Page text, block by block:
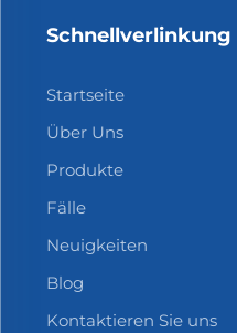
Schnellverlinkung
Startseite
Über Uns
Produkte
Fälle
Neuigkeiten
Blog
Kontaktieren Sie uns